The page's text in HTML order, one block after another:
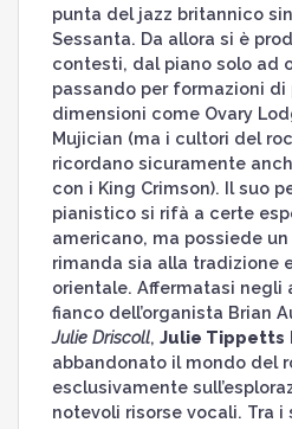
punta del jazz britannico
Sessanta. Da allora si è
contesti, dal piano solo ad
passando per formazioni di
dimensioni come Ovary
Mujician (ma i cultori del
ricordano sicuramente
con i King Crimson). Il suo
pianistico si rifà a certe
americano, ma possiede
rimanda sia alla tradizione
orientale. Affermatasi negli
fianco dell’organista Brian
Julie Driscoll, Julie Tippetts
abbandonato il mondo del
esclusivamente
notevoli risorse vocali. Tra i